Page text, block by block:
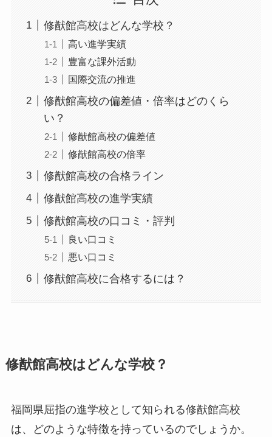
修猷館高校はどんな学校？
高い進学実績
豊富な課外活動
国際交流の推進
修猷館高校の偏差値・倍率はどのくら
い？
修猷館高校の偏差値
修猷館高校の倍率
修猷館高校の合格ライン
修猷館高校の進学実績
修猷館高校の口コミ・評判
良い口コミ
悪い口コミ
修猷館高校に合格するには？
修猷館高校はどんな学校？
福岡県屈指の進学校として知られる修猷館高校
は、どのような特徴を持っているのでしょうか。